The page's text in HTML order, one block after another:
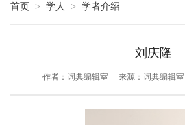
首页 > 学人 > 学者介绍
刘庆隆
作者：词典编辑室 来源：词典编辑室